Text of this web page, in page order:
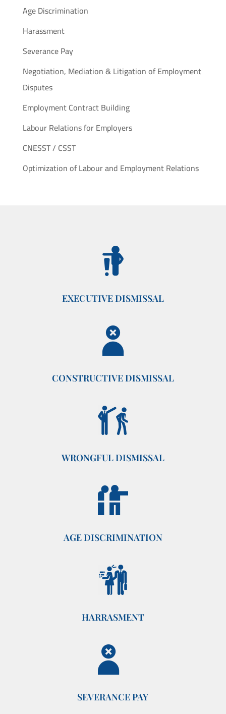
Age Discrimination
Harassment
Severance Pay
Negotiation, Mediation & Litigation of Employment
Disputes
Employment Contract Building
Labour Relations for Employers
CNESST / CSST
Optimization of Labour and Employment Relations
EXECUTIVE DISMISSAL
CONSTRUCTIVE DISMISSAL
WRONGFUL DISMISSAL
AGE DISCRIMINATION
HARRASMENT
SEVERANCE PAY